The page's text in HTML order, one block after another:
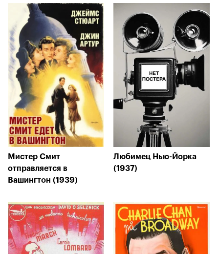
Мистер Смит
отправляется в
Вашингтон (1939)
Любимец Нью-Йорка
(1937)